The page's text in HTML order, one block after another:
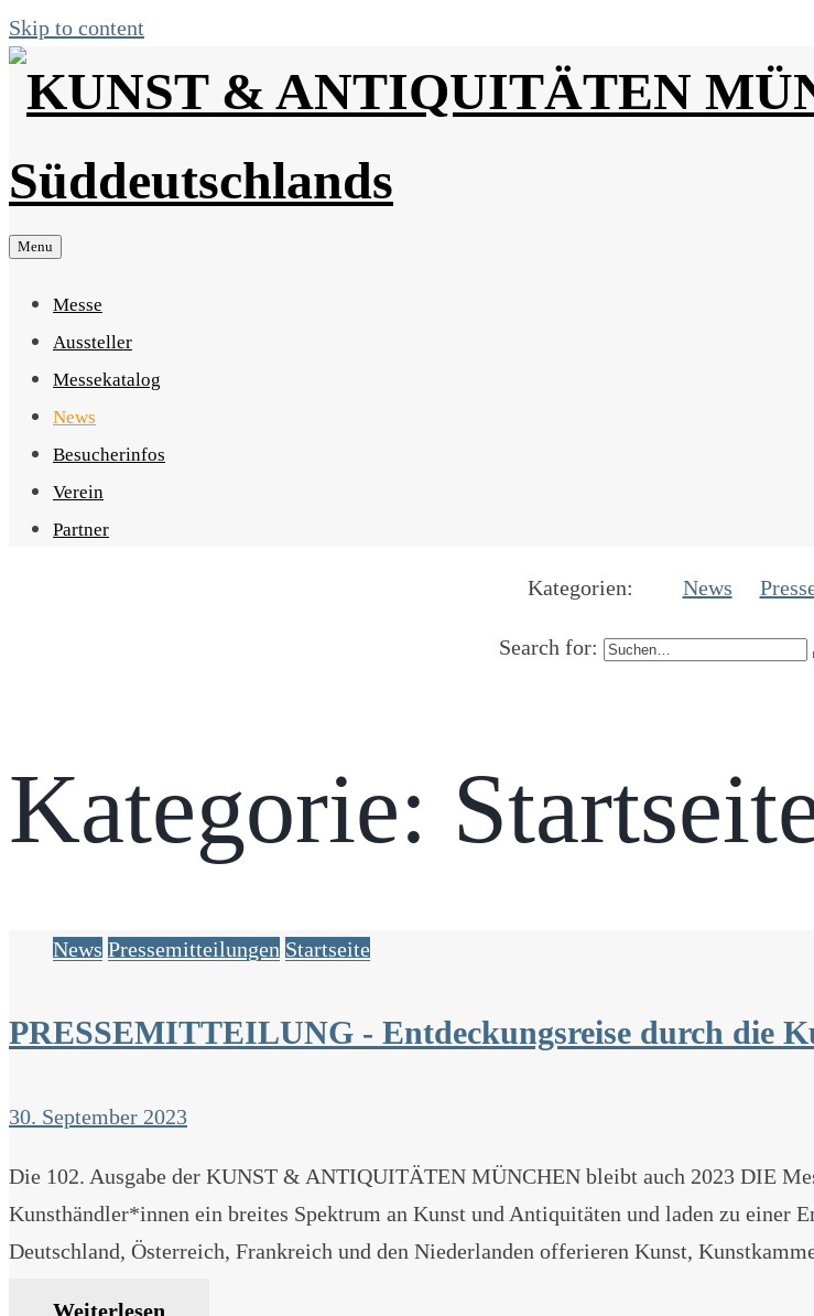
Skip to content
Menu
Messe
Aussteller
Messekatalog
News
Besucherinfos
Verein
Partner
Kategorien: News
Search for:
Kategorie:
News Pressemitteilungen Startseite
PRESSEMITTEILUNG - Entdeckungsreise durch die
30. September 2023
Die 102. Ausgabe der KUNST & ANTIQUITÄTEN MÜNCHEN bleibt auch 2023 DIE
Kunsthändler*innen ein breites Spektrum an Kunst und Antiquitäten und laden zu einer
Deutschland, Österreich, Frankreich und den Niederlanden offerieren Kunst,
Weiterlesen